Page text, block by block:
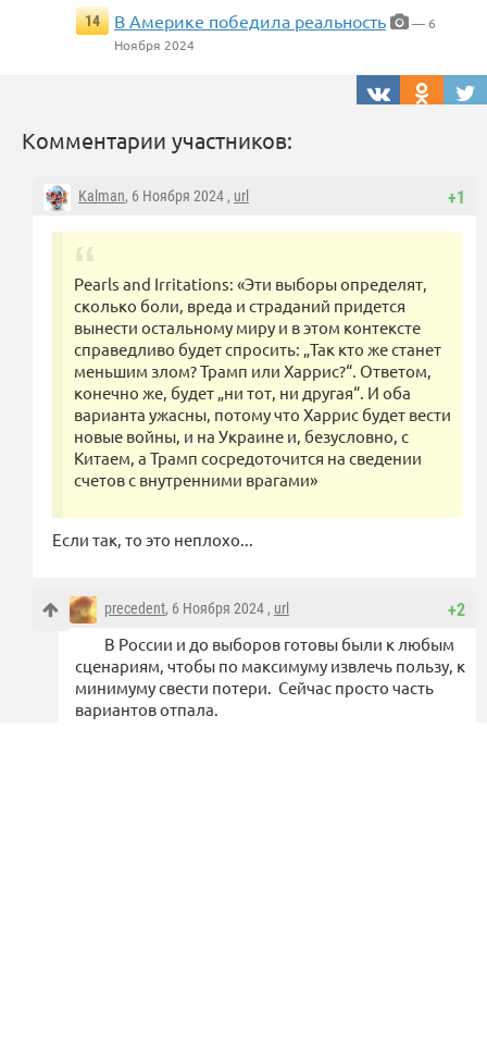
14
В Америке победила реальность
— 6
Ноября 2024
Комментарии участников:
+1
Kalman, 6 Ноября 2024 , url
Pearls and Irritations: «Эти выборы определят,
сколько боли, вреда и страданий придется
вынести остальному миру и в этом контексте
справедливо будет спросить: „Так кто же станет
меньшим злом? Трамп или Харрис?“. Ответом,
конечно же, будет „ни тот, ни другая“. И оба
варианта ужасны, потому что Харрис будет вести
новые войны, и на Украине и, безусловно, с
Китаем, а Трамп сосредоточится на сведении
счетов с внутренними врагами»
Если так, то это неплохо...
+2
precedent, 6 Ноября 2024 , url
В России и до выборов готовы были к любым
сценариям, чтобы по максимуму извлечь пользу, к
минимуму свести потери. Сейчас просто часть
вариантов отпала.